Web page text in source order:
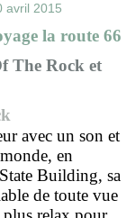
avril 2015
la route 66
The Rock et
avec un son et
en
Building, sa
de toute vue